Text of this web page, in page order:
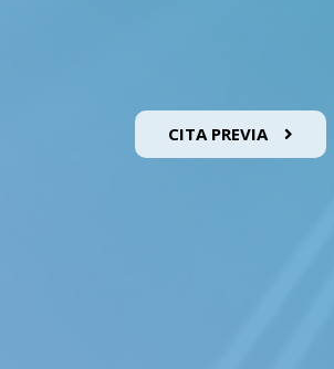
CITA PREVIA